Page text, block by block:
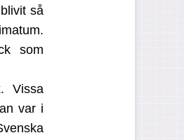
så
som
Vissa
var i